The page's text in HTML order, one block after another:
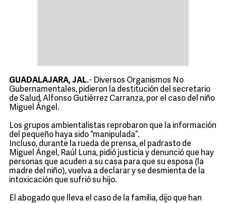
GUADALAJARA, JAL.- Diversos Organismos No
Gubernamentales, pidieron la destitución del secretario
de Salud, Alfonso Gutiérrez Carranza, por el caso del niño
Miguel Ángel.
Los grupos ambientalistas reprobaron que la información
del pequeño haya sido “manipulada”.
Incluso, durante la rueda de prensa, el padrasto de
Miguel Ángel, Raúl Luna, pidió justicia y denunció que hay
personas que acuden a su casa para que su esposa (la
madre del niño), vuelva a declarar y se desmienta de la
intoxicación que sufrió su hijo.
El abogado que lleva el caso de la familia, dijo que han